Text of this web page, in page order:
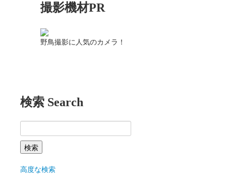
撮影機材PR
野鳥撮影に人気のカメラ！
検索 Search
高度な検索